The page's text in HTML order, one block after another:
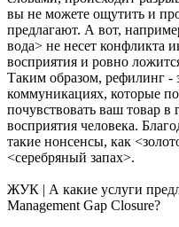
вы не можете ощутить и
предлагают. А вот,
вода> не несет конфликта
восприятия и ровно
Таким образом, рефилинг -
коммуникациях, которые
почувствовать ваш товар в
восприятия человека.
такие нонсенсы, как
<серебряный запах>.
ЖУК | А какие услуги
Management Gap Closure?